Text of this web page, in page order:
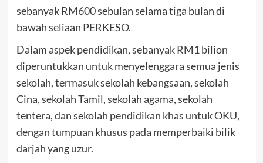
sebanyak RM600 sebulan selama tiga bulan di
bawah seliaan PERKESO.
Dalam aspek pendidikan, sebanyak RM1 bilion
diperuntukkan untuk menyelenggara semua jenis
sekolah, termasuk sekolah kebangsaan, sekolah
Cina, sekolah Tamil, sekolah agama, sekolah
tentera, dan sekolah pendidikan khas untuk OKU,
dengan tumpuan khusus pada memperbaiki bilik
darjah yang uzur.